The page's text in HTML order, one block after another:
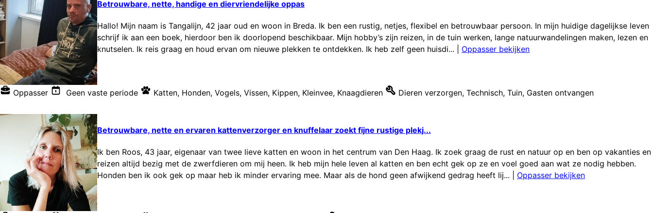
Betrouwbare, nette, handige en diervriendelijke oppas
Hallo! Mijn naam is Tangalijn, 42 jaar oud en woon in Breda. Ik ben een rustig, netjes, flexibel en betrouwbaar persoon. In mijn huidige dagelijkse leven
schrijf ik aan een boek, hierdoor ben ik doorlopend beschikbaar. Mijn hobby’s zijn reizen, in de tuin werken, lange natuurwandelingen maken, lezen en
knutselen. Ik reis graag en houd ervan om nieuwe plekken te ontdekken. Ik heb zelf geen huisdi...
Oppasser bekijken
Oppasser Geen vaste periode Katten, Honden, Vogels, Vissen, Kippen, Kleinvee, Knaagdieren Dieren verzorgen, Technisch, Tuin, Gasten ontvangen
Betrouwbare, nette en ervaren kattenverzorger en knuffelaar zoekt fijne rustige plekj...
Ik ben Roos, 43 jaar, eigenaar van twee lieve katten en woon in het centrum van Den Haag. Ik zoek graag de rust en natuur op en ben op vakanties en
reizen altijd bezig met de zwerfdieren om mij heen. Ik heb mijn hele leven al katten en ben echt gek op ze en voel goed aan wat ze nodig hebben.
Honden ben ik ook gek op maar heb ik minder ervaring mee. Maar als de hond geen afwijkend gedrag heeft lij...
Oppasser bekijken